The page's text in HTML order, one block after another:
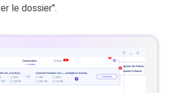
le dossier".